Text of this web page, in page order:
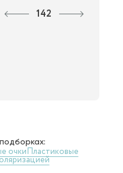
142
очкиПластиковые